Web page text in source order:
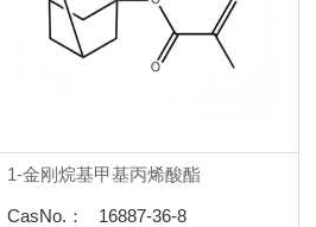
1-金刚烷基甲基丙烯酸酯
CasNo.： 16887-36-8